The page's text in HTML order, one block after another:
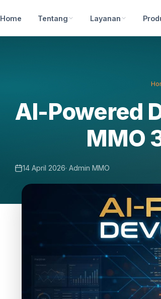
Home Tentang Layanan
AI-Powered
MMO
14 April 2026· Admin MMO